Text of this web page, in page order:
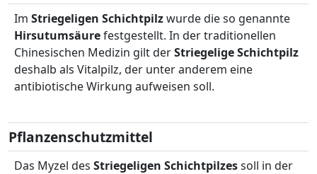
Im Striegeligen Schichtpilzwurde die so genannte
Hirsutumsäurefestgestellt. In der traditionellen
Chinesischen Medizin gilt derStriegelige Schichtpilz
deshalb als Vitalpilz, der unter anderem eine
antibiotische Wirkung aufweisen soll.
Pflanzenschutzmittel
Das Myzel des Striegeligen Schichtpilzessoll in der